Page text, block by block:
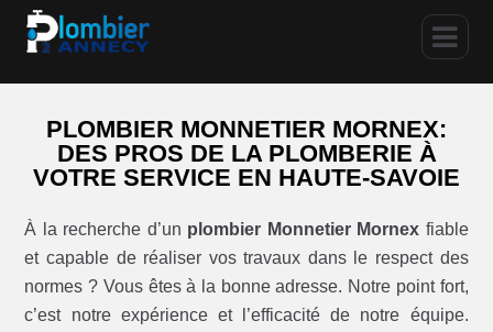
PLOMBIER MONNETIER MORNEX:
DES PROS DE LA PLOMBERIE À
VOTRE SERVICE EN HAUTE-SAVOIE
À la recherche d’un plombier Monnetier Mornex fiable
et capable de réaliser vos travaux dans le respect des
normes ? Vous êtes à la bonne adresse. Notre point fort,
c’est notre expérience et l’efficacité de notre équipe.